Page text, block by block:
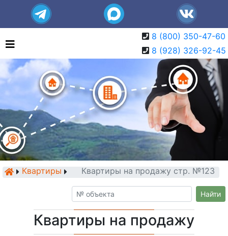
8 (800) 350-47-60
8 (928) 326-92-45
Квартиры Квартиры на продажу стр. №123
Найти
Квартиры на продажу